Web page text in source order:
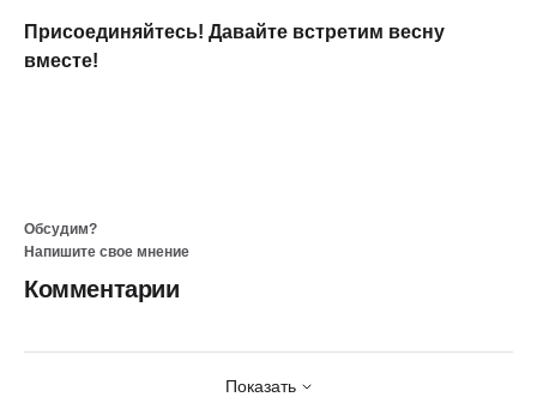
Присоединяйтесь! Давайте встретим весну
вместе!
Обсудим?
Напишите свое мнение
Комментарии
Показать